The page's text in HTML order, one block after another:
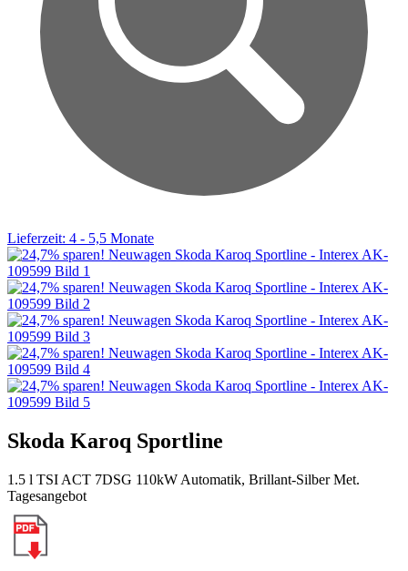
Lieferzeit: 4 - 5,5 Monate
Skoda Karoq Sportline
1.5 l TSI ACT 7DSG 110kW Automatik, Brillant-Silber Met.
Tagesangebot